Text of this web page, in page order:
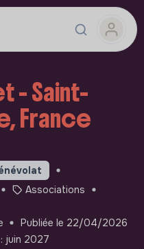
- Saint-
France
Associations
Publiée le 22/04/2026
: juin 2027